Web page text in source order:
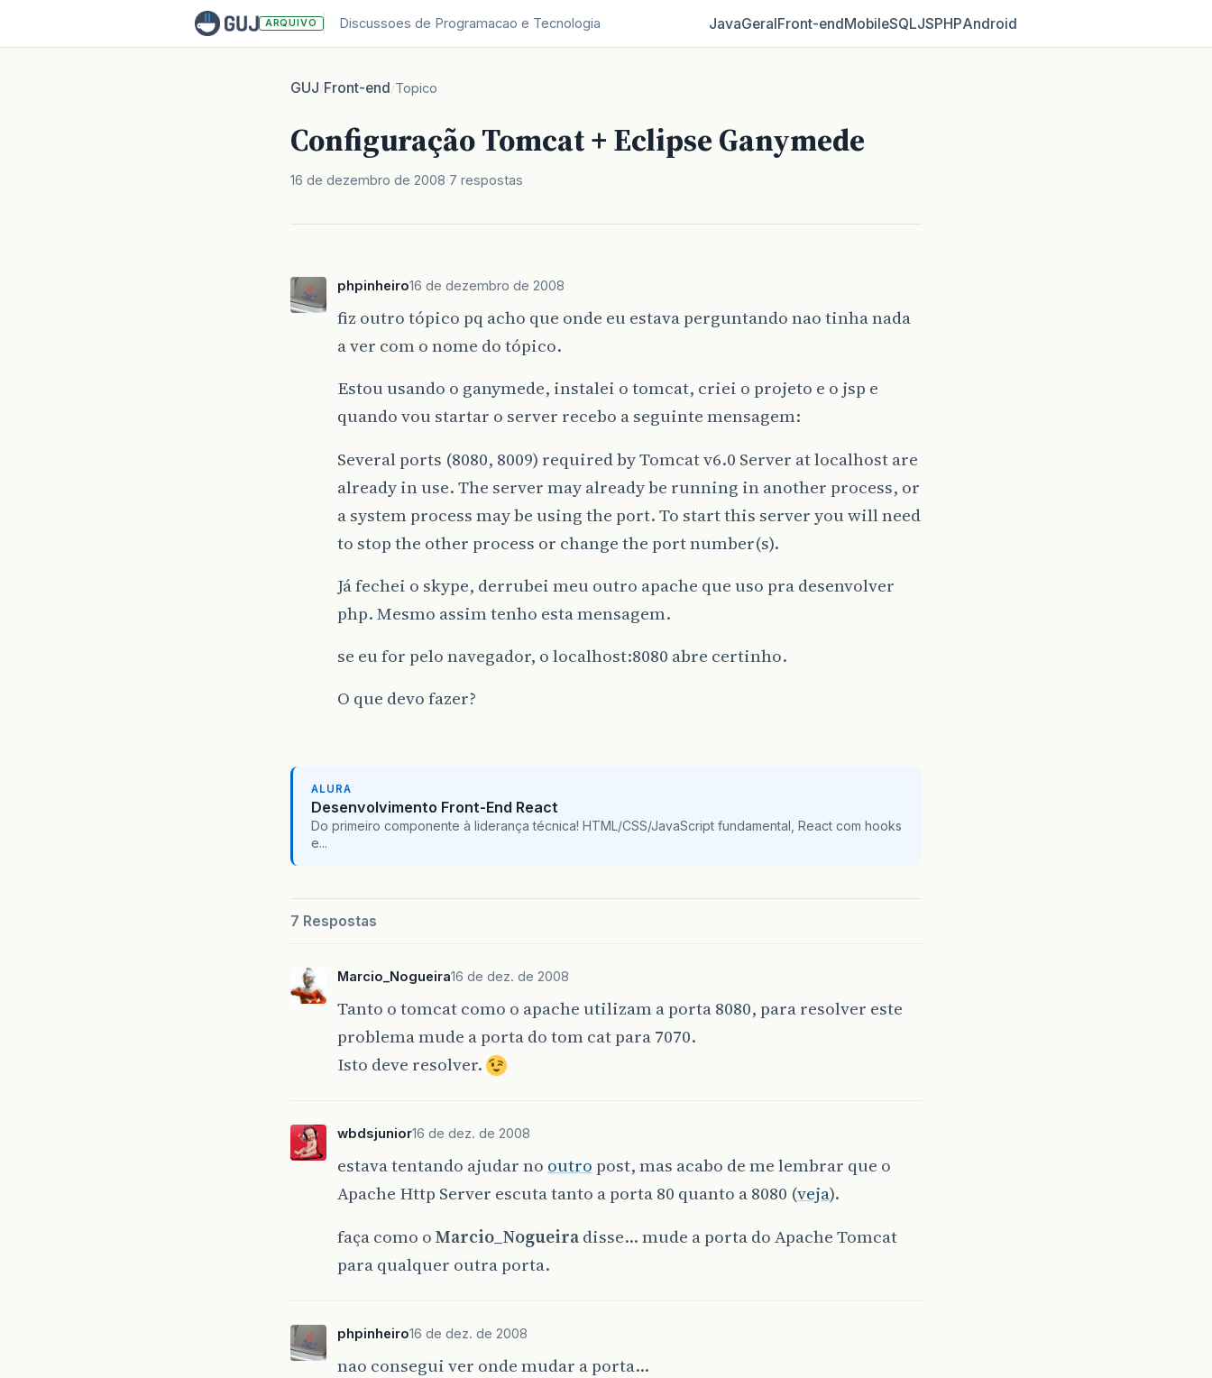
ARQUIVO Discussoes de Programacao e Tecnologia JavaGeralFront‑endMobileSQLJSPHPAndroid
GUJ/Front-end/Topico
Configuração Tomcat + Eclipse Ganymede
16 de dezembro de 2008 7 respostas
phpinheiro16 de dezembro de 2008
fiz outro tópico pq acho que onde eu estava perguntando nao tinha nada
a ver com o nome do tópico.
Estou usando o ganymede, instalei o tomcat, criei o projeto e o jsp e
quando vou startar o server recebo a seguinte mensagem:
Several ports (8080, 8009) required by Tomcat v6.0 Server at localhost are
already in use. The server may already be running in another process, or
a system process may be using the port. To start this server you will need
to stop the other process or change the port number(s).
Já fechei o skype, derrubei meu outro apache que uso pra desenvolver
php. Mesmo assim tenho esta mensagem.
se eu for pelo navegador, o localhost:8080 abre certinho.
O que devo fazer?
ALURA
Desenvolvimento Front-End React
Do primeiro componente à liderança técnica! HTML/CSS/JavaScript fundamental, React com hooks
e...
7 Respostas
Marcio_Nogueira16 de dez. de 2008
Tanto o tomcat como o apache utilizam a porta 8080, para resolver este
problema mude a porta do tom cat para 7070.
Isto deve resolver.
wbdsjunior16 de dez. de 2008
estava tentando ajudar no outro post, mas acabo de me lembrar que o
Apache Http Server escuta tanto a porta 80 quanto a 8080 (veja).
faça como oMarcio_Nogueiradisse… mude a porta do Apache Tomcat
para qualquer outra porta.
phpinheiro16 de dez. de 2008
nao consegui ver onde mudar a porta…